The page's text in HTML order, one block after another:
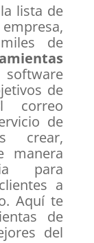
lista de
de
de
correo
de
crear,
manera
para
a
Aquí te
de
del